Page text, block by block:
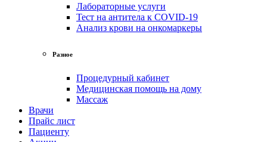
Лабораторные услуги
Тест на антитела к COVID-19
Анализ крови на онкомаркеры
Разное
Процедурный кабинет
Медицинская помощь на дому
Массаж
Врачи
Прайс лист
Пациенту